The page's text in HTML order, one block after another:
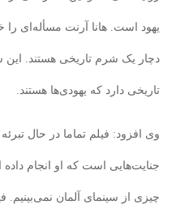
یهود است. هانا آرنت مسأله‌ای را
دچار یک شرم تاریخی هستند. این
تاریخی دارد که یهودی‌ها هستند.
وی افزود: فیلم تماما در حال
جنایت‌هایی است که او انجام
چیزی از سینمای آلمان